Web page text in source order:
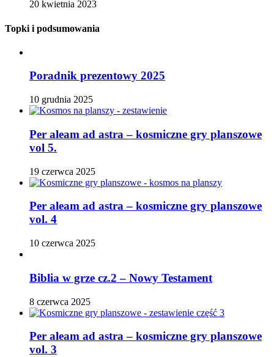
20 kwietnia 2023
Topki i podsumowania
Poradnik prezentowy 2025
10 grudnia 2025
Per aleam ad astra – kosmiczne gry planszowe
vol 5.
19 czerwca 2025
Per aleam ad astra – kosmiczne gry planszowe
vol. 4
10 czerwca 2025
Biblia w grze cz.2 – Nowy Testament
8 czerwca 2025
Per aleam ad astra – kosmiczne gry planszowe
vol. 3